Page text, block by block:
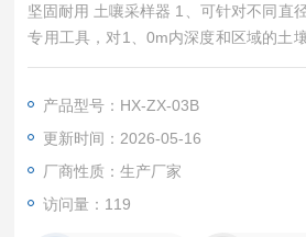
坚固耐用 土嚷采样器 1、可针对不同直径的土壤颗粒配备不同的
专用工具，对1、0m内深度和区域的土
采样量大，采样区域广。
用户放置各种采样工具及取样瓶，便于户
3、配件及取样瓶箱式收纳设计，体积
整理。
4、拆卸工具、样品保存工具配置齐全，
产品型号：HX-ZX-03B
更新时间：2026-05-16
厂商性质：生产厂家
访问量：119